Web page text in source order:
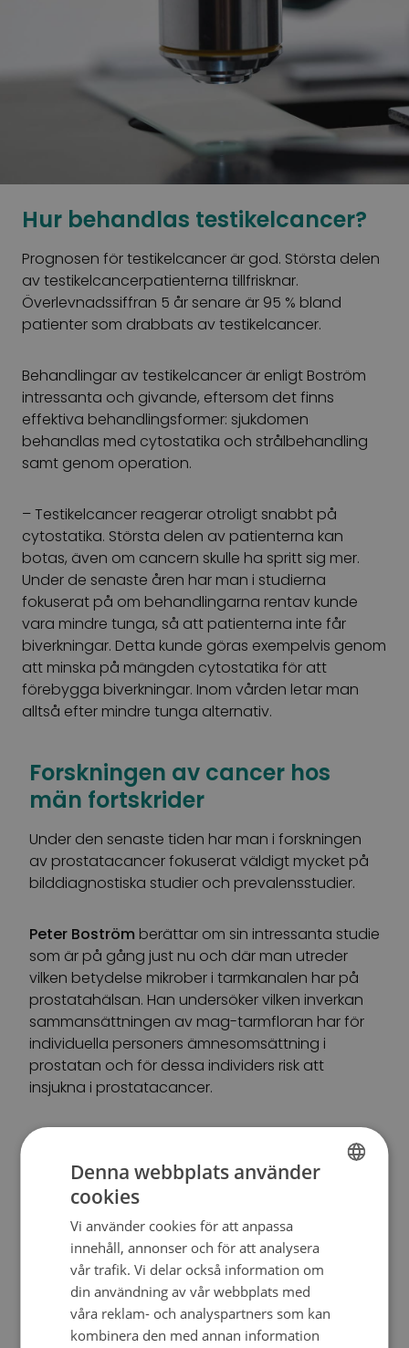
Hur behandlas testikelcancer?
Prognosen för testikelcancer är god. Största delen
av testikelcancerpatienterna tillfrisknar.
Överlevnadssiffran 5 år senare är 95 % bland
patienter som drabbats av testikelcancer.
Behandlingar av testikelcancer är enligt Boström
intressanta och givande, eftersom det finns
effektiva behandlingsformer: sjukdomen
behandlas med cytostatika och strålbehandling
samt genom operation.
– Testikelcancer reagerar otroligt snabbt på
cytostatika. Största delen av patienterna kan
botas, även om cancern skulle ha spritt sig mer.
Under de senaste åren har man i studierna
fokuserat på om behandlingarna rentav kunde
vara mindre tunga, så att patienterna inte får
biverkningar. Detta kunde göras exempelvis genom
att minska på mängden cytostatika för att
förebygga biverkningar. Inom vården letar man
alltså efter mindre tunga alternativ.
Forskningen av cancer hos
män fortskrider
Under den senaste tiden har man i forskningen
av prostatacancer fokuserat väldigt mycket på
bilddiagnostiska studier och prevalensstudier.
Peter Boström berättar om sin intressanta studie
som är på gång just nu och där man utreder
vilken betydelse mikrober i tarmkanalen har på
prostatahälsan. Han undersöker vilken inverkan
sammansättningen av mag-tarmfloran har för
individuella personers ämnesomsättning i
prostatan och för dessa individers risk att
insjukna i prostatacancer.
– Det är en mycket viktig och omfattande studie
där hypotesen är att en västerländsk livsstil och
diet kunde inverka på risken för prostatacancer
genom att den ändrar på mikrobstammen i
tjocktarmen. Med denna information är det i
teorin också möjligt att finna metoder för att
förebygga cancer.
Denna webbplats använder
cookies
Vi använder cookies för att anpassa
innehåll, annonser och för att analysera
vår trafik. Vi delar också information om
din användning av vår webbplats med
våra reklam- och analyspartners som kan
kombinera den med annan information